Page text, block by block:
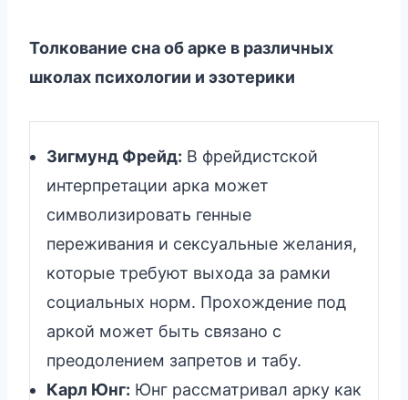
Толкование сна об арке в различных
школах психологии и эзотерики
Зигмунд Фрейд: В фрейдистской
интерпретации арка может
символизировать генные
переживания и сексуальные желания,
которые требуют выхода за рамки
социальных норм. Прохождение под
аркой может быть связано с
преодолением запретов и табу.
Карл Юнг: Юнг рассматривал арку как